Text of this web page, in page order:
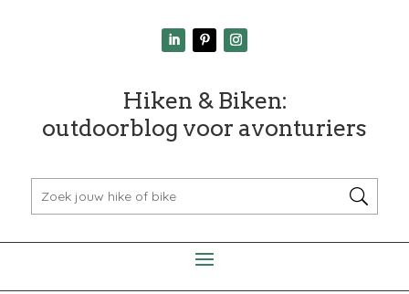
Hiken & Biken:
outdoorblog voor avonturiers